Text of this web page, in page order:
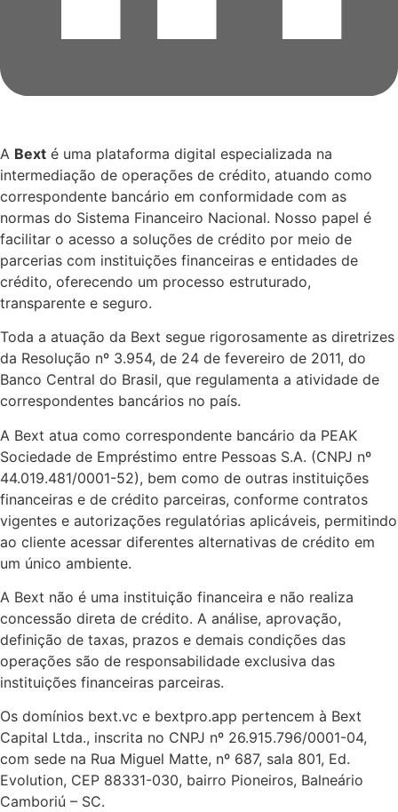
A Bext é uma plataforma digital especializada na
intermediação de operações de crédito, atuando como
correspondente bancário em conformidade com as
normas do Sistema Financeiro Nacional. Nosso papel é
facilitar o acesso a soluções de crédito por meio de
parcerias com instituições financeiras e entidades de
crédito, oferecendo um processo estruturado,
transparente e seguro.
Toda a atuação da Bext segue rigorosamente as diretrizes
da Resolução nº 3.954, de 24 de fevereiro de 2011, do
Banco Central do Brasil, que regulamenta a atividade de
correspondentes bancários no país.
A Bext atua como correspondente bancário da PEAK
Sociedade de Empréstimo entre Pessoas S.A. (CNPJ nº
44.019.481/0001-52), bem como de outras instituições
financeiras e de crédito parceiras, conforme contratos
vigentes e autorizações regulatórias aplicáveis, permitindo
ao cliente acessar diferentes alternativas de crédito em
um único ambiente.
A Bext não é uma instituição financeira e não realiza
concessão direta de crédito. A análise, aprovação,
definição de taxas, prazos e demais condições das
operações são de responsabilidade exclusiva das
instituições financeiras parceiras.
Os domínios bext.vc e bextpro.app pertencem à Bext
Capital Ltda., inscrita no CNPJ nº 26.915.796/0001-04,
com sede na Rua Miguel Matte, nº 687, sala 801, Ed.
Evolution, CEP 88331-030, bairro Pioneiros, Balneário
Camboriú – SC.